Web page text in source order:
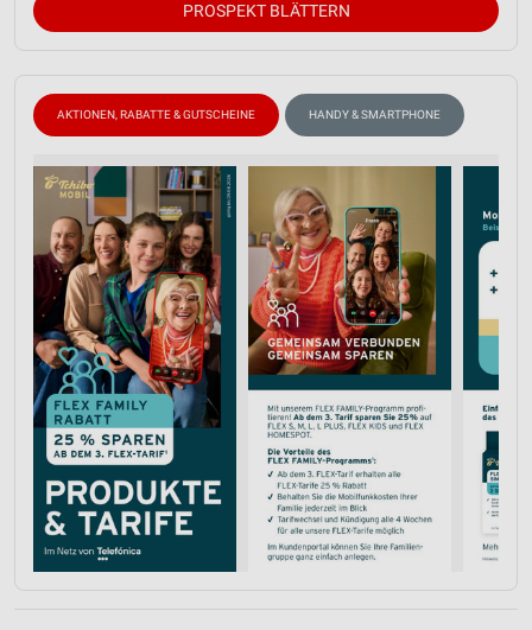
PROSPEKT BLÄTTERN
AKTIONEN, RABATTE & GUTSCHEINE HANDY & SMARTPHONE